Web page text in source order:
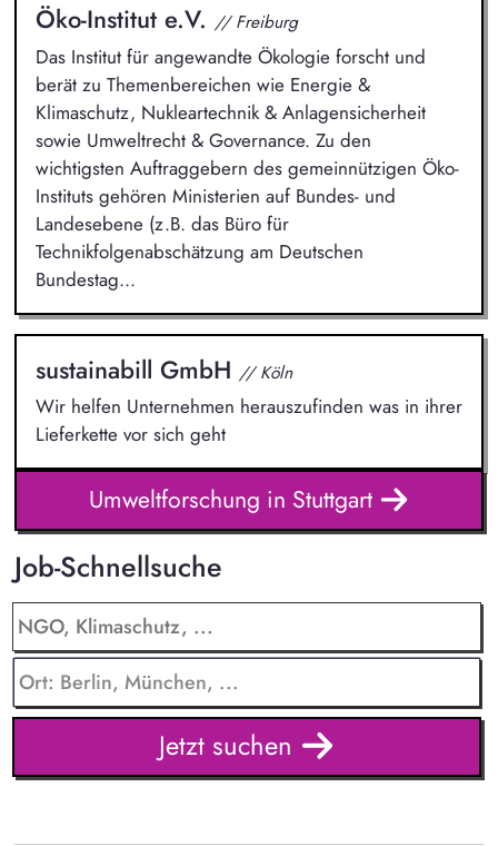
Öko-Institut e.V. // Freiburg
Das Institut für angewandte Ökologie forscht und
berät zu Themenbereichen wie Energie &
Klimaschutz, Nukleartechnik & Anlagensicherheit
sowie Umweltrecht & Governance. Zu den
wichtigsten Auftraggebern des gemeinnützigen Öko-
Instituts gehören Ministerien auf Bundes- und
Landesebene (z.B. das Büro für
Technikfolgenabschätzung am Deutschen
Bundestag...
sustainabill GmbH // Köln
Wir helfen Unternehmen herauszufinden was in ihrer
Lieferkette vor sich geht
Umweltforschung in Stuttgart
Job-Schnellsuche
Jetzt suchen